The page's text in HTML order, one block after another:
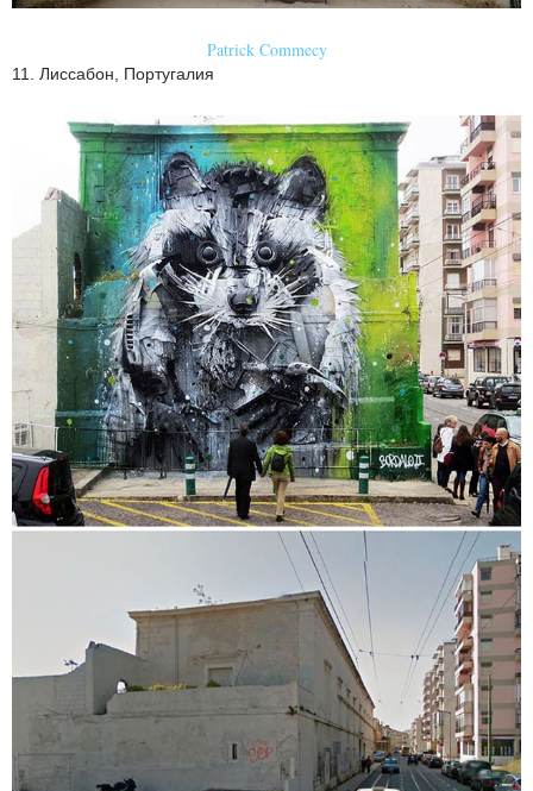
Patrick Commecy
11. Лиссабон, Португалия